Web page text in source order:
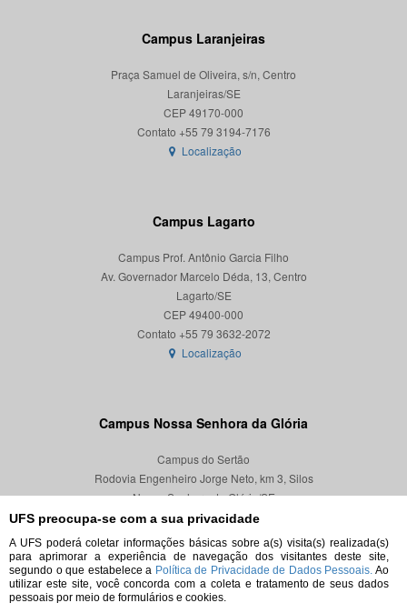
UFS preocupa-se com a sua privacidade
A UFS poderá coletar informações básicas sobre a(s) visita(s) realizada(s)
para aprimorar a experiência de navegação dos visitantes deste site,
segundo o que estabelece a Política de Privacidade de Dados Pessoais. Ao
utilizar este site, você concorda com a coleta e tratamento de seus dados
pessoais por meio de formulários e cookies.
Campus Laranjeiras
Praça Samuel de Oliveira, s/n, Centro
Laranjeiras/SE
CEP 49170-000
Localização
Campus Lagarto
Campus Prof. Antônio Garcia Filho
Av. Governador Marcelo Déda, 13, Centro
Lagarto/SE
CEP 49400-000
Localização
Campus Nossa Senhora da Glória
Campus do Sertão
Rodovia Engenheiro Jorge Neto, km 3, Silos
Nossa Senhora da Glória/SE
CEP 49680-000
Localização